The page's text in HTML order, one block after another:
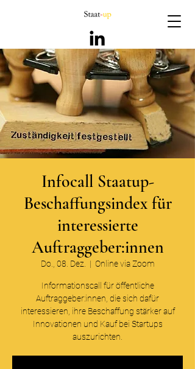
Infocall Staatup-
Beschaffungsindex für
interessierte
Auftraggeber:innen
Do., 08. Dez.
  |
Online via Zoom
Informationscall für öffentliche
Auftraggeber:innen, die sich dafür
interessieren, ihre Beschaffung stärker auf
Innovationen und Kauf bei Startups
auszurichten.